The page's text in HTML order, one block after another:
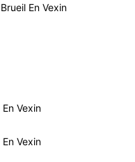
En Vexin
Vexin
Vexin